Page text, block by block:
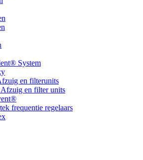
System
en filterunits
en filter units
frequentie regelaars